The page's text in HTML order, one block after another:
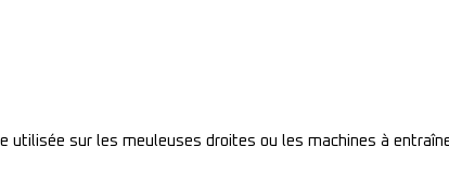
utilisée sur les meuleuses droites ou les machines à